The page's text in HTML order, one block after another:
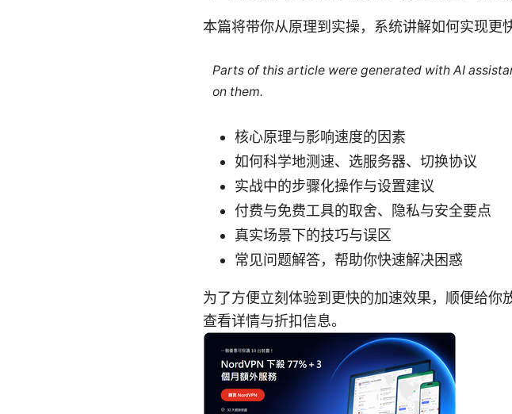
本篇将带你从原理到实操，系统讲解如何实现更
Parts of this article were generated with AI
on them.
核心原理与影响速度的因素
如何科学地测速、选服务器、切换协议
实战中的步骤化操作与设置建议
付费与免费工具的取舍、隐私与安全要点
真实场景下的技巧与误区
常见问题解答，帮助你快速解决困惑
为了方便立刻体验到更快的加速效果，顺便给
查看详情与折扣信息。